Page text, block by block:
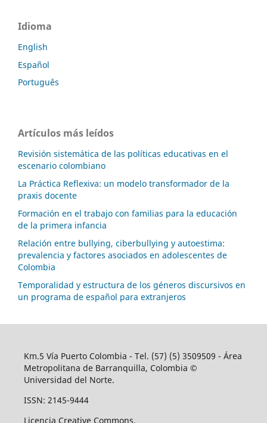
Idioma
English
Español
Português
Artículos más leídos
Revisión sistemática de las políticas educativas en el
escenario colombiano
La Práctica Reflexiva: un modelo transformador de la
praxis docente
Formación en el trabajo con familias para la educación
de la primera infancia
Relación entre bullying, ciberbullying y autoestima:
prevalencia y factores asociados en adolescentes de
Colombia
Temporalidad y estructura de los géneros discursivos en
un programa de español para extranjeros
Km.5 Vía Puerto Colombia - Tel. (57) (5) 3509509 - Área
Metropolitana de Barranquilla, Colombia ©
Universidad del Norte.
ISSN: 2145-9444
Licencia Creative Commons.